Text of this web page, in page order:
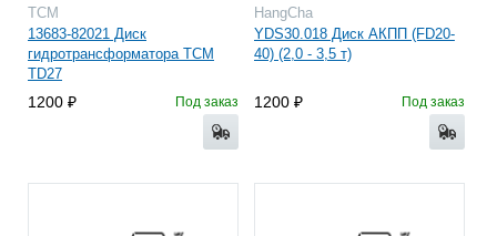
TCM
13683-82021 Диск
гидротрансформатора TCM
TD27
1200 Под заказ
HangCha
YDS30.018 Диск АКПП (FD20-
40) (2,0 - 3,5 т)
1200 Под заказ